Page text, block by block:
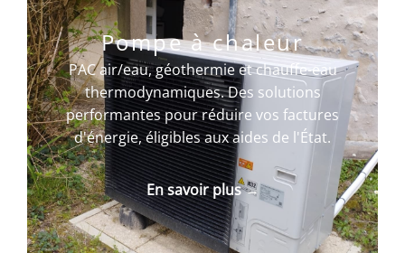
Pompe à chaleur
PAC air/eau, géothermie et chauffe-eau
thermodynamiques. Des solutions
performantes pour réduire vos factures
d'énergie, éligibles aux aides de l'État.
En savoir plus →